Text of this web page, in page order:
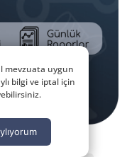
mevzuata uygun
bilgi ve iptal için